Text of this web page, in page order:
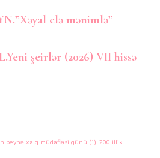
elə mənimlə”
şeirlər (2026) VII hissə
beynəlxalq müdafiəsi günü (1) 200 illik